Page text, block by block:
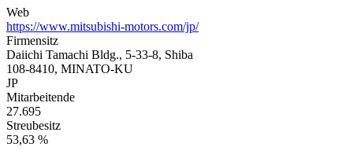
Web
https://www.mitsubishi-motors.com/jp/
Firmensitz
Daiichi Tamachi Bldg., 5-33-8, Shiba
108-8410, MINATO-KU
JP
Mitarbeitende
27.695
Streubesitz
53,63 %